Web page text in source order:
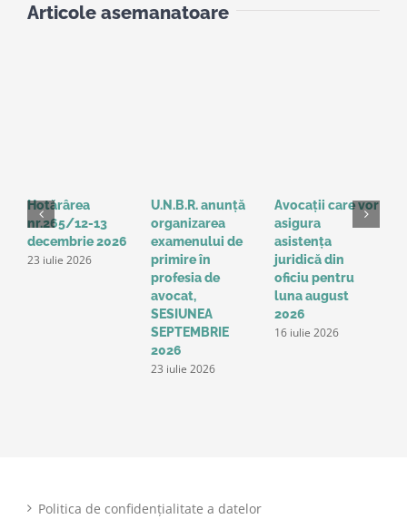
Articole asemanatoare
Hotărârea
nr.265/12-13
decembrie 2026
23 iulie 2026
U.N.B.R. anunță
organizarea
examenului de
primire în
profesia de
avocat,
SESIUNEA
SEPTEMBRIE
2026
23 iulie 2026
Avocații care vor
asigura
asistența
juridică din
oficiu pentru
luna august
2026
16 iulie 2026
Politica de confidențialitate a datelor